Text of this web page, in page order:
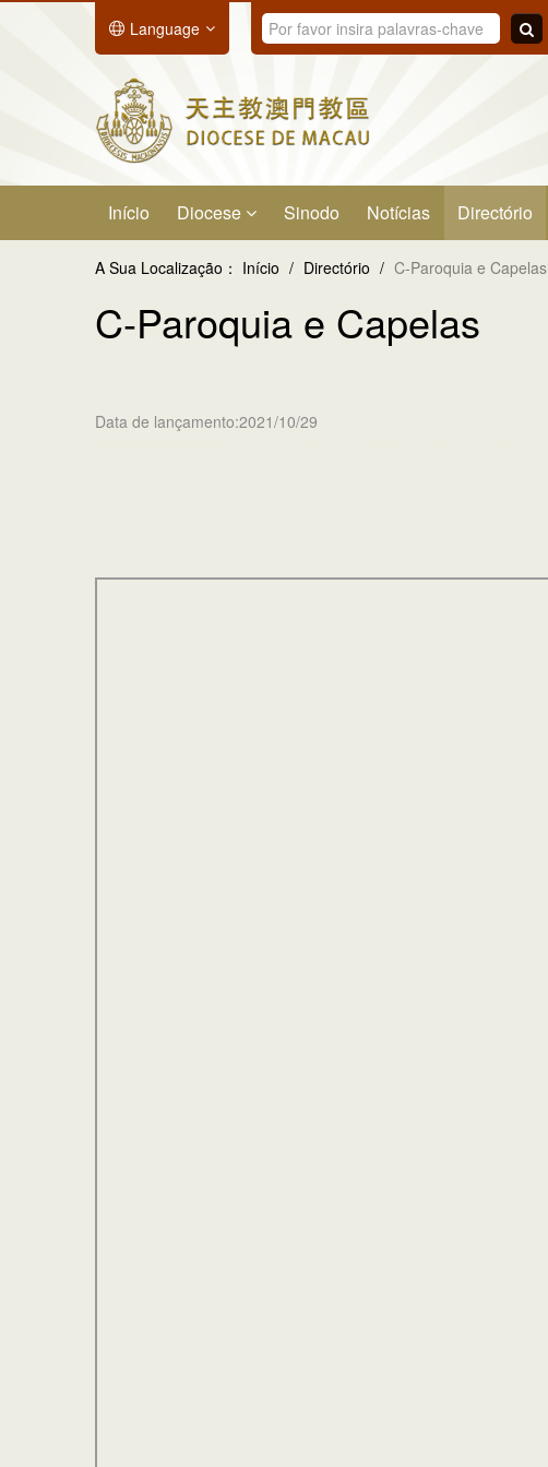
Language
Início Diocese Sinodo Notícias Directório
A Sua Localização： Início / Directório / C-Paroquia e Capelas
C-Paroquia e Capelas
Data de lançamento:2021/10/29